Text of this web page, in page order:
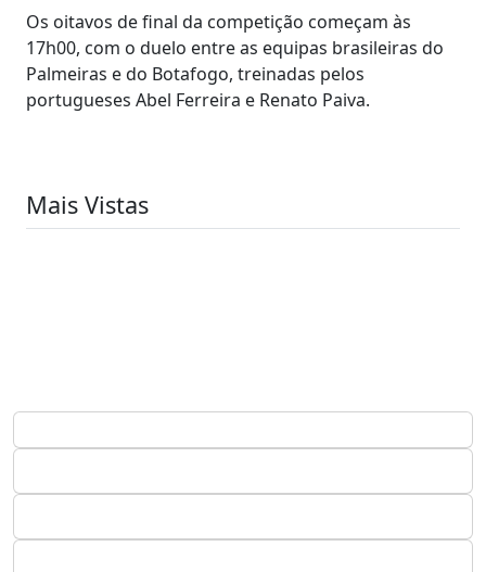
Os oitavos de final da competição começam às
17h00, com o duelo entre as equipas brasileiras do
Palmeiras e do Botafogo, treinadas pelos
portugueses Abel Ferreira e Renato Paiva.
Mais Vistas